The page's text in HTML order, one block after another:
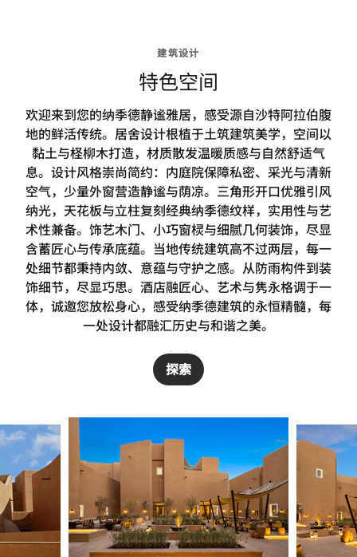
建筑设计
特色空间
欢迎来到您的纳季德静谧雅居，感受源自沙特阿拉伯腹
地的鲜活传统。居舍设计根植于土筑建筑美学，空间以
黏土与柽柳木打造，材质散发温暖质感与自然舒适气
息。设计风格崇尚简约：内庭院保障私密、采光与清新
空气，少量外窗营造静谧与荫凉。三角形开口优雅引风
纳光，天花板与立柱复刻经典纳季德纹样，实用性与艺
术性兼备。饰艺木门、小巧窗棂与细腻几何装饰，尽显
含蓄匠心与传承底蕴。当地传统建筑高不过两层，每一
处细节都秉持内敛、意蕴与守护之感。从防雨构件到装
饰细节，尽显巧思。酒店融匠心、艺术与隽永格调于一
体，诚邀您放松身心，感受纳季德建筑的永恒精髓，每
一处设计都融汇历史与和谐之美。
探索